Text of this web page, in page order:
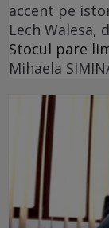
accent pe
Lech Walesa,
Stocul pare
Mihaela